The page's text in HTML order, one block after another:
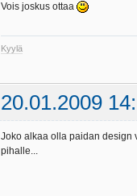
Vois joskus ottaa
Kyylä
20.01.2009
Joko alkaa olla paidan design
pihalle...